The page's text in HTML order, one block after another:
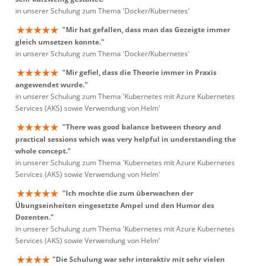
in unserer Schulung zum Thema 'Docker/Kubernetes'
"Mir hat gefallen, dass man das Gezeigte immer
gleich umsetzen konnte."
in unserer Schulung zum Thema 'Docker/Kubernetes'
"Mir gefiel, dass die Theorie immer in Praxis
angewendet wurde."
in unserer Schulung zum Thema 'Kubernetes mit Azure Kubernetes
Services (AKS) sowie Verwendung von Helm'
"There was good balance between theory and
practical sessions which was very helpful in understanding the
whole concept."
in unserer Schulung zum Thema 'Kubernetes mit Azure Kubernetes
Services (AKS) sowie Verwendung von Helm'
"Ich mochte die zum überwachen der
Übungseinheiten eingesetzte Ampel und den Humor des
Dozenten."
in unserer Schulung zum Thema 'Kubernetes mit Azure Kubernetes
Services (AKS) sowie Verwendung von Helm'
"Die Schulung war sehr interaktiv mit sehr vielen